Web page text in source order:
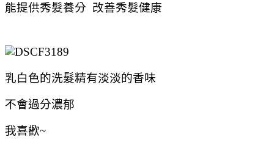
能提供秀髮養分 改善秀髮健康
乳白色的洗髮精有淡淡的香味
不會過分濃郁
我喜歡~